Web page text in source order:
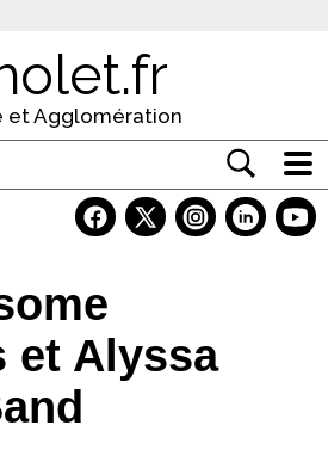
et Agglomération
et Alyssa